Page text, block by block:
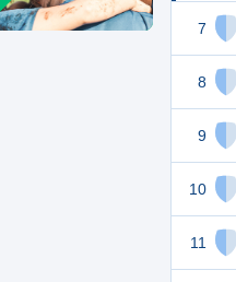
7
8
9
10
11